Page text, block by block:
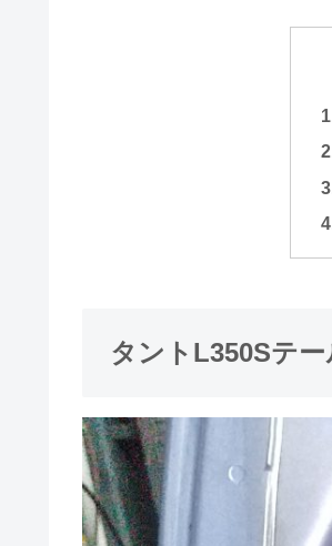
タントL350Sテ